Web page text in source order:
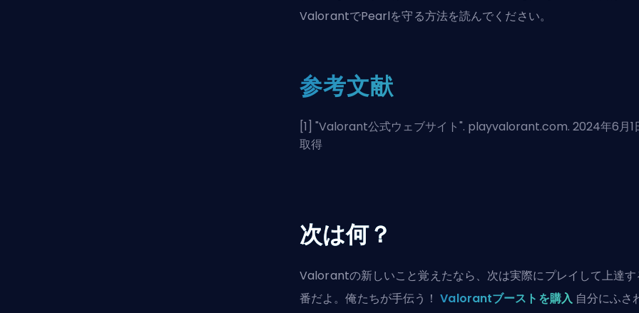
ValorantでPearlを守る方法を読んでください。
参考文献
[1] "Valorant公式ウェブサイト". playvalorant.com. 2024年6月1
取得
次は何？
Valorantの新しいこと覚えたなら、次は実際にプレイして上達す
番だよ。俺たちが手伝う！Valorantブーストを購入自分にふさ